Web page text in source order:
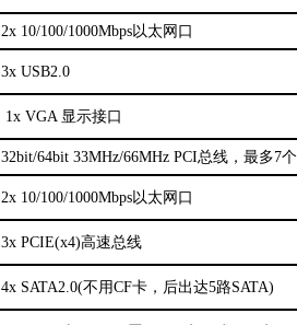
2x 10/100/1000Mbps以太网口
3x USB2.0
1x VGA 显示接口
32bit/64bit 33MHz/66MHz PCI总线，最多7
2x 10/100/1000Mbps以太网口
3x PCIE(x4)高速总线
4x SATA2.0(不用CF卡，后出达5路SATA)